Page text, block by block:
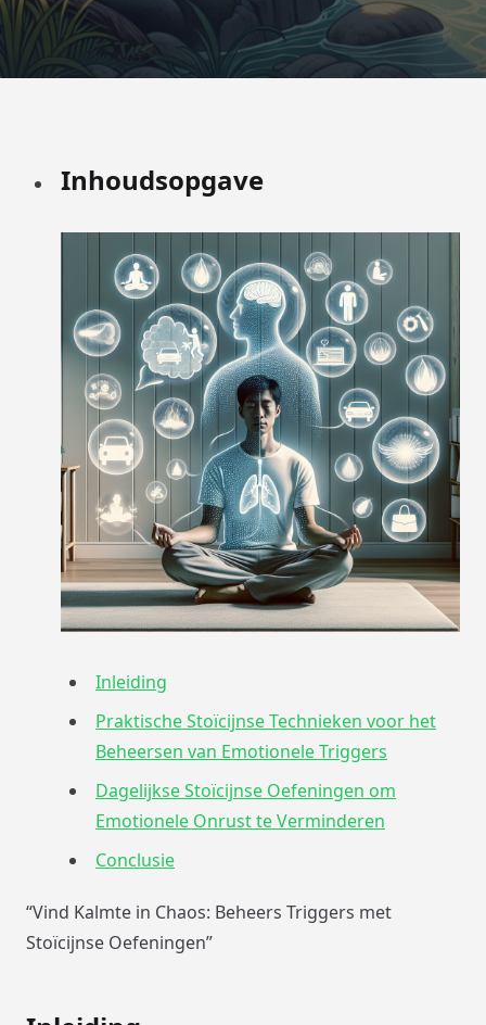
Inhoudsopgave
Inleiding
Praktische Stoïcijnse Technieken voor het
Beheersen van Emotionele Triggers
Dagelijkse Stoïcijnse Oefeningen om
Emotionele Onrust te Verminderen
Conclusie
“Vind Kalmte in Chaos: Beheers Triggers met
Stoïcijnse Oefeningen”